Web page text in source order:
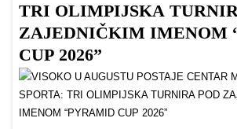
TRI OLIMPIJSKA
ZAJEDNIČKIM IMENOM
CUP 2026”